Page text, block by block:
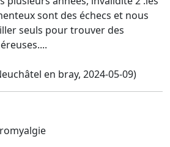
sont des échecs et nous
seuls pour trouver des
en bray, 2024-05-09)